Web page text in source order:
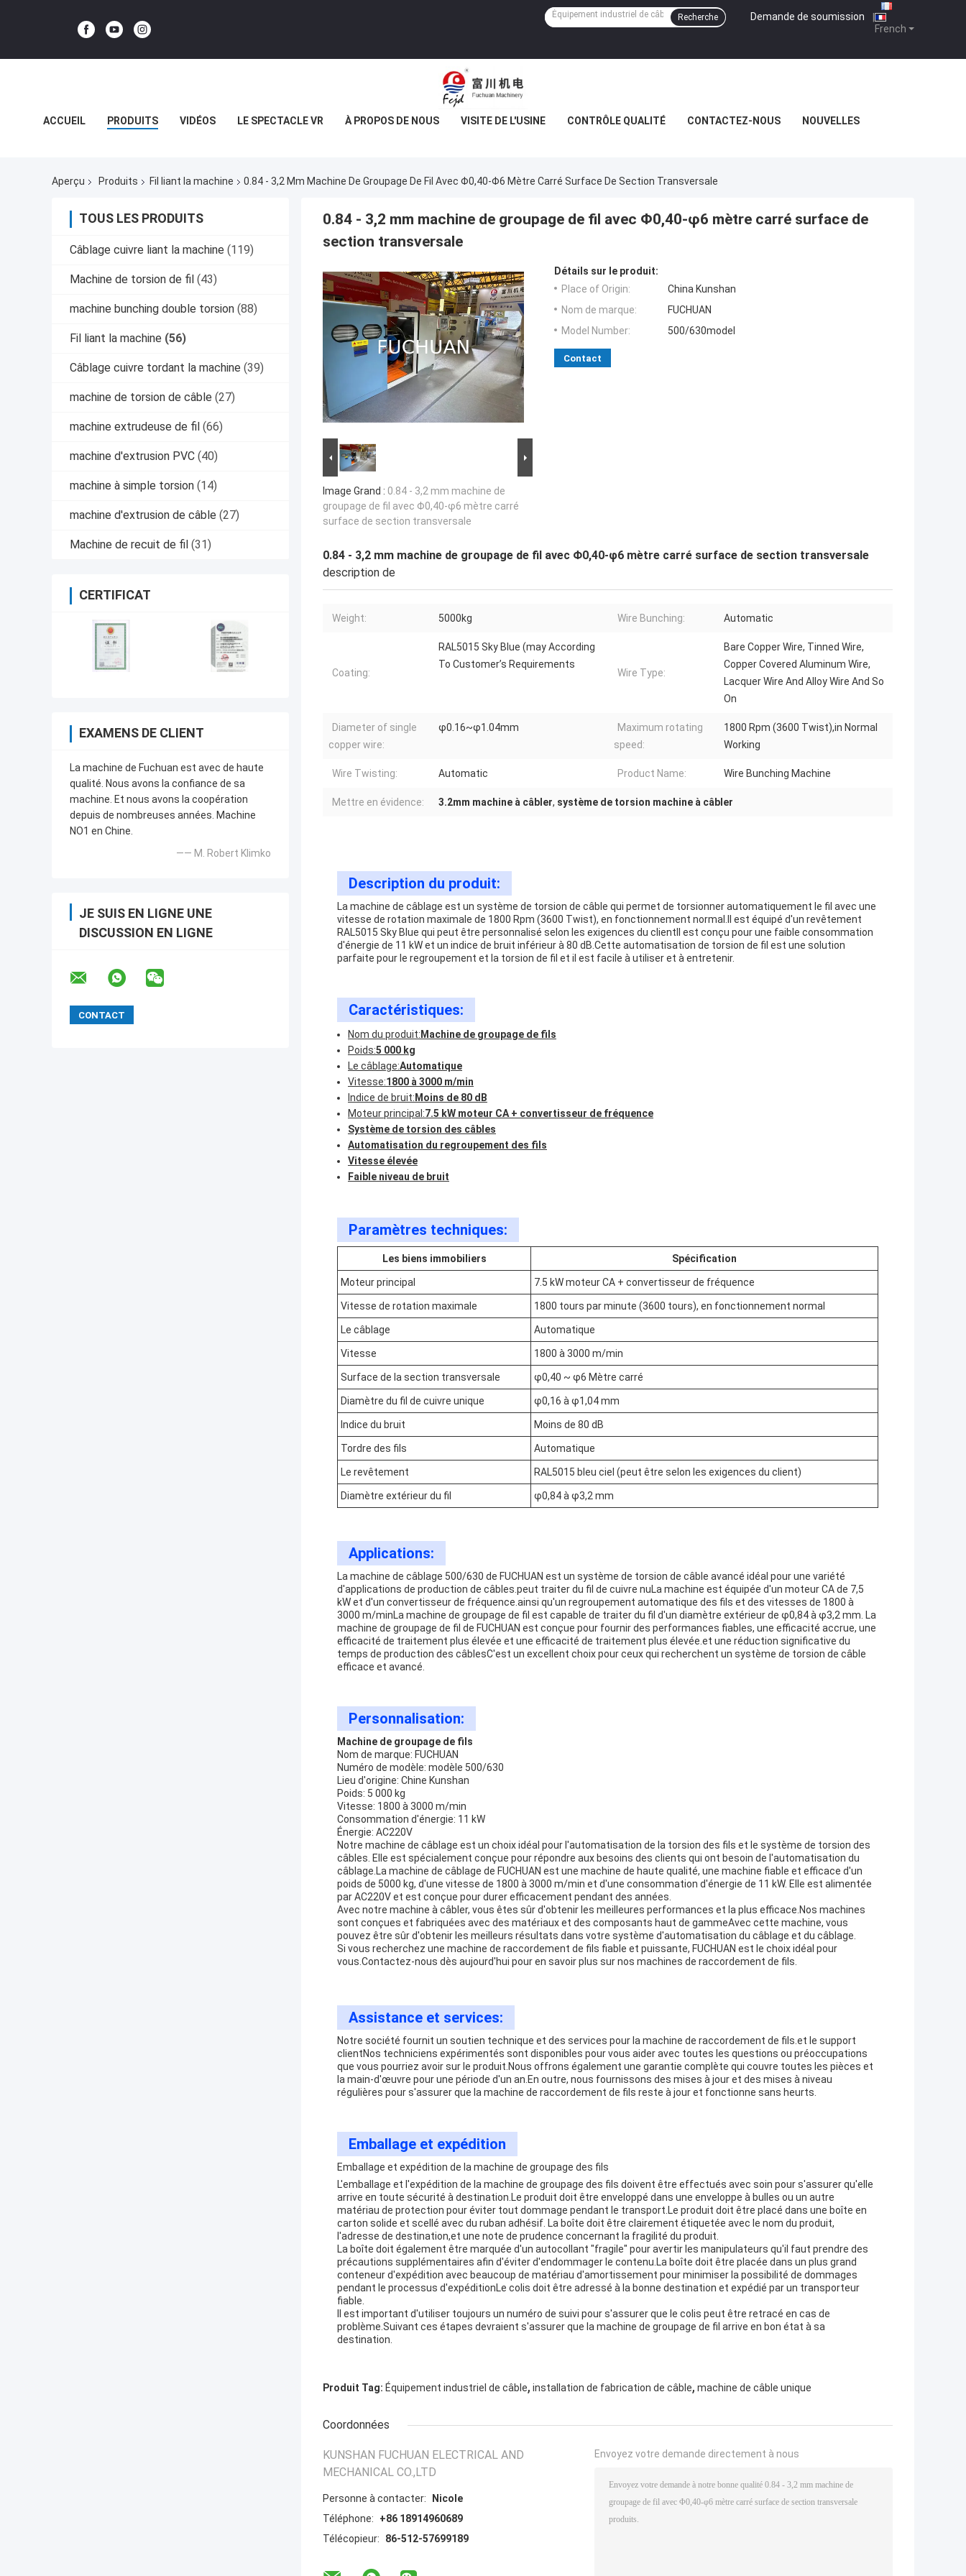
French
Demande de soumission |
Recherche
ACCUEIL PRODUITS VIDÉOS LE SPECTACLE VR À PROPOS DE NOUS VISITE DE L'USINE CONTRÔLE QUALITÉ CONTACTEZ-NOUS NOUVELLES
Aperçu Produits Fil liant la machine 0.84 - 3,2 Mm Machine De Groupage De Fil Avec Φ0,40-Φ6 Mètre Carré Surface De Section Transversale
TOUS LES PRODUITS
Câblage cuivre liant la machine (119)
Machine de torsion de fil (43)
machine bunching double torsion (88)
Fil liant la machine (56)
Câblage cuivre tordant la machine (39)
machine de torsion de câble (27)
machine extrudeuse de fil (66)
machine d'extrusion PVC (40)
machine à simple torsion (14)
machine d'extrusion de câble (27)
Machine de recuit de fil (31)
CERTIFICAT
EXAMENS DE CLIENT
La machine de Fuchuan est avec de haute
qualité. Nous avons la confiance de sa
machine. Et nous avons la coopération
depuis de nombreuses années. Machine
NO1 en Chine.
—— M. Robert Klimko
JE SUIS EN LIGNE UNE
DISCUSSION EN LIGNE
0.84 - 3,2 mm machine de groupage de fil avec Φ0,40-φ6 mètre carré surface de
section transversale
Image Grand : 0.84 - 3,2 mm machine de
groupage de fil avec Φ0,40-φ6 mètre carré
surface de section transversale
Détails sur le produit:
Place of Origin:
China Kunshan
Nom de marque:
FUCHUAN
Model Number:
500/630model
Contact
0.84 - 3,2 mm machine de groupage de fil avec Φ0,40-φ6 mètre carré surface de section transversale
description de
Weight: 5000kg Wire Bunching: Automatic
Coating:
RAL5015 Sky Blue (may According
To Customer’s Requirements
Wire Type:
Bare Copper Wire, Tinned Wire,
Copper Covered Aluminum Wire,
Lacquer Wire And Alloy Wire And So
On
Diameter of single
copper wire:
φ0.16~φ1.04mm
Maximum rotating
speed:
1800 Rpm (3600 Twist),in Normal
Working
Wire Twisting: Automatic Product Name: Wire Bunching Machine
Mettre en évidence: 3.2mm machine à câbler, système de torsion machine à câbler
Description du produit:
La machine de câblage est un système de torsion de câble qui permet de torsionner automatiquement le fil avec une
vitesse de rotation maximale de 1800 Rpm (3600 Twist), en fonctionnement normal.Il est équipé d'un revêtement
RAL5015 Sky Blue qui peut être personnalisé selon les exigences du clientIl est conçu pour une faible consommation
d'énergie de 11 kW et un indice de bruit inférieur à 80 dB.Cette automatisation de torsion de fil est une solution
parfaite pour le regroupement et la torsion de fil et il est facile à utiliser et à entretenir.
Caractéristiques:
Nom du produit: Machine de groupage de fils
Poids:5 000 kg
Le câblage:Automatique
Vitesse:1800 à 3000 m/min
Indice de bruit: Moins de 80 dB
Moteur principal:7.5 kW moteur CA + convertisseur de fréquence
Système de torsion des câbles
Automatisation du regroupement des fils
Vitesse élevée
Faible niveau de bruit
Paramètres techniques:
Les biens immobiliers Spécification
Moteur principal 7.5 kW moteur CA + convertisseur de fréquence
Vitesse de rotation maximale 1800 tours par minute (3600 tours), en fonctionnement normal
Le câblage Automatique
Vitesse 1800 à 3000 m/min
Surface de la section transversale φ0,40 ~ φ6 Mètre carré
Diamètre du fil de cuivre unique φ0,16 à φ1,04 mm
Indice du bruit Moins de 80 dB
Tordre des fils Automatique
Le revêtement RAL5015 bleu ciel (peut être selon les exigences du client)
Diamètre extérieur du fil φ0,84 à φ3,2 mm
Applications:
La machine de câblage 500/630 de FUCHUAN est un système de torsion de câble avancé idéal pour une variété
d'applications de production de câbles.peut traiter du fil de cuivre nuLa machine est équipée d'un moteur CA de 7,5
kW et d'un convertisseur de fréquence.ainsi qu'un regroupement automatique des fils et des vitesses de 1800 à
3000 m/minLa machine de groupage de fil est capable de traiter du fil d'un diamètre extérieur de φ0,84 à φ3,2 mm. La
machine de groupage de fil de FUCHUAN est conçue pour fournir des performances fiables, une efficacité accrue, une
efficacité de traitement plus élevée et une efficacité de traitement plus élevée.et une réduction significative du
temps de production des câblesC'est un excellent choix pour ceux qui recherchent un système de torsion de câble
efficace et avancé.
Personnalisation:
Machine de groupage de fils
Nom de marque: FUCHUAN
Numéro de modèle: modèle 500/630
Lieu d'origine: Chine Kunshan
Poids: 5 000 kg
Vitesse: 1800 à 3000 m/min
Consommation d'énergie: 11 kW
Énergie: AC220V
Notre machine de câblage est un choix idéal pour l'automatisation de la torsion des fils et le système de torsion des
câbles. Elle est spécialement conçue pour répondre aux besoins des clients qui ont besoin de l'automatisation du
câblage.La machine de câblage de FUCHUAN est une machine de haute qualité, une machine fiable et efficace d'un
poids de 5000 kg, d'une vitesse de 1800 à 3000 m/min et d'une consommation d'énergie de 11 kW. Elle est alimentée
par AC220V et est conçue pour durer efficacement pendant des années.
Avec notre machine à câbler, vous êtes sûr d'obtenir les meilleures performances et la plus efficace.Nos machines
sont conçues et fabriquées avec des matériaux et des composants haut de gammeAvec cette machine, vous
pouvez être sûr d'obtenir les meilleurs résultats dans votre système d'automatisation du câblage et du câblage.
Si vous recherchez une machine de raccordement de fils fiable et puissante, FUCHUAN est le choix idéal pour
vous.Contactez-nous dès aujourd'hui pour en savoir plus sur nos machines de raccordement de fils.
Assistance et services:
Notre société fournit un soutien technique et des services pour la machine de raccordement de fils.et le support
clientNos techniciens expérimentés sont disponibles pour vous aider avec toutes les questions ou préoccupations
que vous pourriez avoir sur le produit.Nous offrons également une garantie complète qui couvre toutes les pièces et
la main-d'œuvre pour une période d'un an.En outre, nous fournissons des mises à jour et des mises à niveau
régulières pour s'assurer que la machine de raccordement de fils reste à jour et fonctionne sans heurts.
Emballage et expédition
Emballage et expédition de la machine de groupage des fils
L'emballage et l'expédition de la machine de groupage des fils doivent être effectués avec soin pour s'assurer qu'elle
arrive en toute sécurité à destination.Le produit doit être enveloppé dans une enveloppe à bulles ou un autre
matériau de protection pour éviter tout dommage pendant le transport.Le produit doit être placé dans une boîte en
carton solide et scellé avec du ruban adhésif. La boîte doit être clairement étiquetée avec le nom du produit,
l'adresse de destination,et une note de prudence concernant la fragilité du produit.
La boîte doit également être marquée d'un autocollant "fragile" pour avertir les manipulateurs qu'il faut prendre des
précautions supplémentaires afin d'éviter d'endommager le contenu.La boîte doit être placée dans un plus grand
conteneur d'expédition avec beaucoup de matériau d'amortissement pour minimiser la possibilité de dommages
pendant le processus d'expéditionLe colis doit être adressé à la bonne destination et expédié par un transporteur
fiable.
Il est important d'utiliser toujours un numéro de suivi pour s'assurer que le colis peut être retracé en cas de
problème.Suivant ces étapes devraient s'assurer que la machine de groupage de fil arrive en bon état à sa
destination.
Produit Tag: Équipement industriel de câble, installation de fabrication de câble, machine de câble unique
Coordonnées
KUNSHAN FUCHUAN ELECTRICAL AND
MECHANICAL CO.,LTD
Personne à contacter:
Nicole
Téléphone:
+86 18914960689
Télécopieur:
86-512-57699189
Envoyez votre demande directement à nous